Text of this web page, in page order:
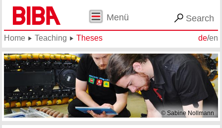
Menü Search
de/en
Home Teaching Theses
© Sabine Nollmann